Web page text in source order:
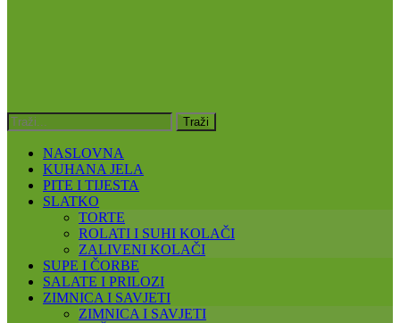
NASLOVNA
KUHANA JELA
PITE I TIJESTA
SLATKO
TORTE
ROLATI I SUHI KOLAČI
ZALIVENI KOLAČI
SUPE I ČORBE
SALATE I PRILOZI
ZIMNICA I SAVJETI
ZIMNICA I SAVJETI